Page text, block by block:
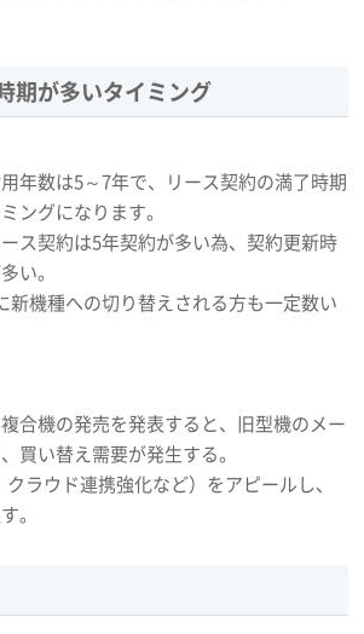
期が多いタイミング
年数は5～7年で、リース契約の満了時期
ングになります。
ス契約は5年契約が多い為、契約更新時
い。
新機種への切り替えされる方も一定数い
合機の発売を発表すると、旧型機のメー
買い替え需要が発生する。
ラウド連携強化など）をアピールし、
。